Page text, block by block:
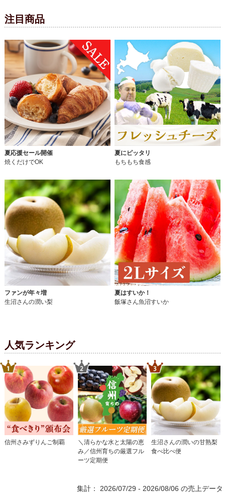
注目商品
夏応援セール開催
焼くだけでOK
夏にピッタリ
もちもち食感
ファンが年々増
生沼さんの潤い梨
夏はすいか！
飯塚さん魚沼すいか
人気ランキング
信州さみずりんご制覇
＼清らかな水と太陽の恵
み／信州育ちの厳選フル
ーツ定期便
生沼さんの潤いの甘熟梨
食べ比べ便
集計： 2026/07/29 - 2026/08/06 の売上データ